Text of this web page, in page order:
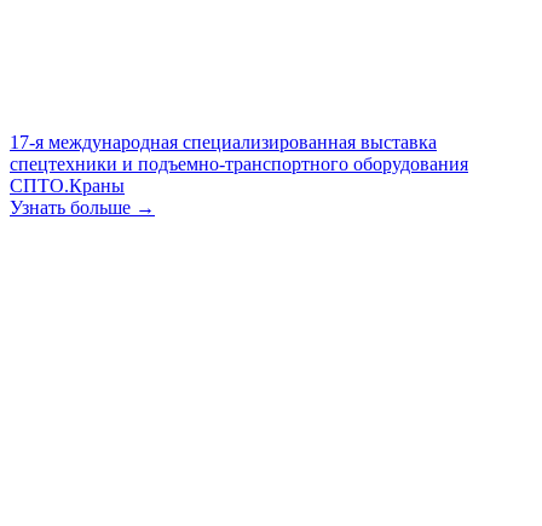
17-я международная специализированная выставка
спецтехники и подъемно-транспортного оборудования
СПТО.Краны
Узнать больше →